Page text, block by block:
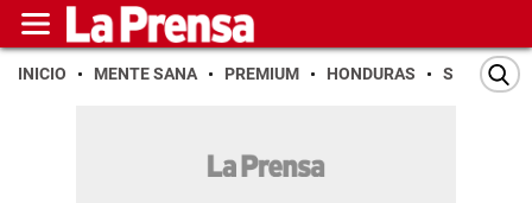
INICIO MENTE SANA PREMIUM HONDURAS SAN PEDRO